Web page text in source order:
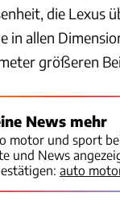
die Lexus
in allen
größeren
News mehr
motor und sport
und News
auto